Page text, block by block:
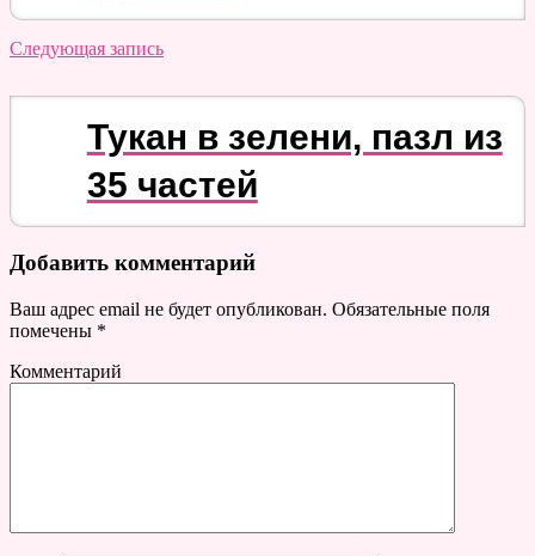
Следующая запись
Тукан в зелени, пазл из
35 частей
Добавить комментарий
Ваш адрес email не будет опубликован. Обязательные поля
помечены *
Комментарий